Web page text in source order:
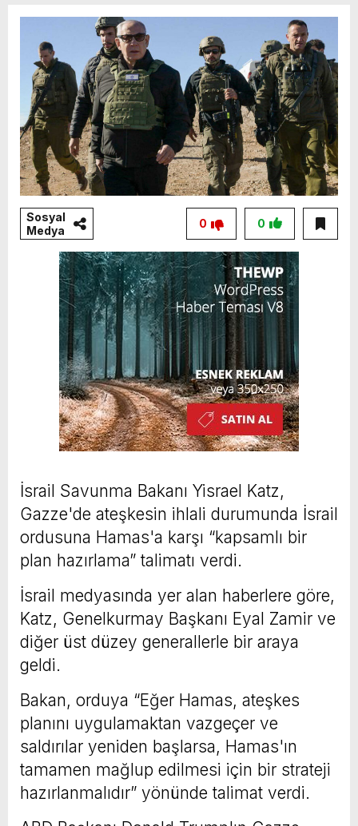
Sosyal
Medya
0
0
İsrail Savunma Bakanı Yisrael Katz,
Gazze'de ateşkesin ihlali durumunda İsrail
ordusuna Hamas'a karşı “kapsamlı bir
plan hazırlama” talimatı verdi.
İsrail medyasında yer alan haberlere göre,
Katz, Genelkurmay Başkanı Eyal Zamir ve
diğer üst düzey generallerle bir araya
geldi.
Bakan, orduya “Eğer Hamas, ateşkes
planını uygulamaktan vazgeçer ve
saldırılar yeniden başlarsa, Hamas'ın
tamamen mağlup edilmesi için bir strateji
hazırlanmalıdır” yönünde talimat verdi.